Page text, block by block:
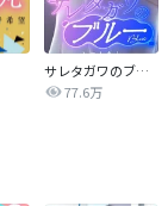
サレタガワのブルー【タテヨミ】
77.6万